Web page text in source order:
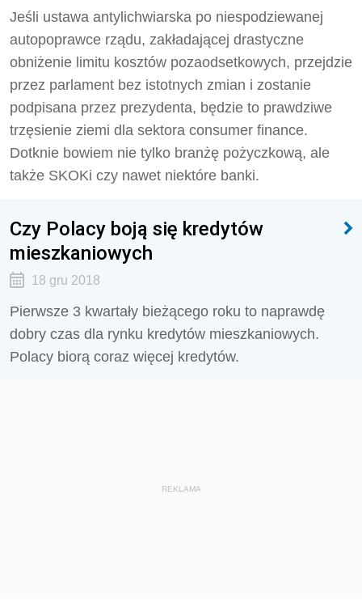
Jeśli ustawa antylichwiarska po niespodziewanej
autopoprawce rządu, zakładającej drastyczne
obniżenie limitu kosztów pozaodsetkowych, przejdzie
przez parlament bez istotnych zmian i zostanie
podpisana przez prezydenta, będzie to prawdziwe
trzęsienie ziemi dla sektora consumer finance.
Dotknie bowiem nie tylko branżę pożyczkową, ale
także SKOKi czy nawet niektóre banki.
Czy Polacy boją się kredytów
mieszkaniowych
18 gru 2018
Pierwsze 3 kwartały bieżącego roku to naprawdę
dobry czas dla rynku kredytów mieszkaniowych.
Polacy biorą coraz więcej kredytów.
REKLAMA